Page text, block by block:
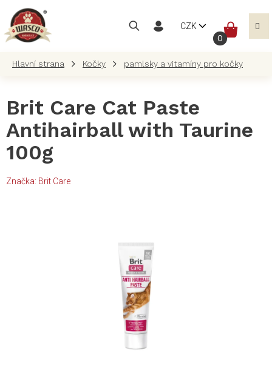
obsah
CZK
Kočky pamlsky a vitamíny pro kočky
Brit Care Cat Paste
Antihairball with Taurine
100g
Značka: Brit Care